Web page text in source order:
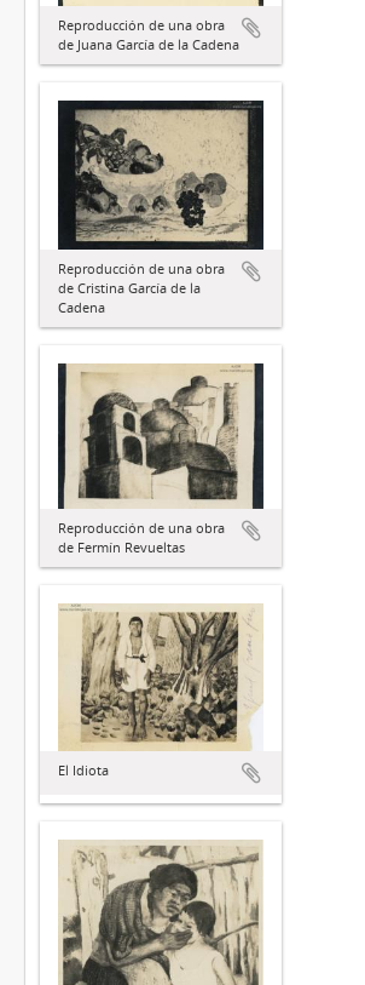
Reproducción de una obra
de Juana García de la Cadena
Reproducción de una obra
de Cristina García de la
Cadena
Reproducción de una obra
de Fermín Revueltas
El Idiota